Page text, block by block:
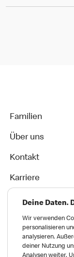
Familien
Über uns
Kontakt
Karriere
Deine Daten.
Wir verwenden
personalisieren
analysieren.
deiner Nutzung